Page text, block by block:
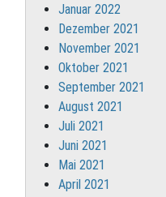
Januar 2022
Dezember 2021
November 2021
Oktober 2021
September 2021
August 2021
Juli 2021
Juni 2021
Mai 2021
April 2021